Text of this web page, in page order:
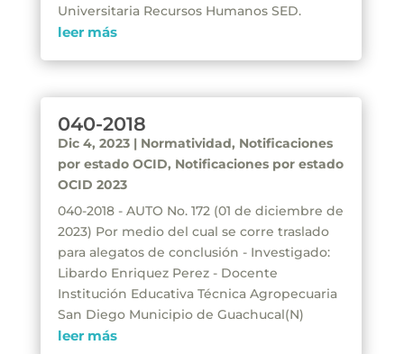
Universitaria Recursos Humanos SED.
leer más
040-2018
Dic 4, 2023| Normatividad, Notificaciones
por estado OCID, Notificaciones por estado
OCID 2023
040-2018 - AUTO No. 172 (01 de diciembre de
2023) Por medio del cual se corre traslado
para alegatos de conclusión - Investigado:
Libardo Enriquez Perez - Docente
Institución Educativa Técnica Agropecuaria
San Diego Municipio de Guachucal(N)
leer más